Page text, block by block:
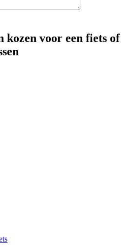
kozen voor een fiets of